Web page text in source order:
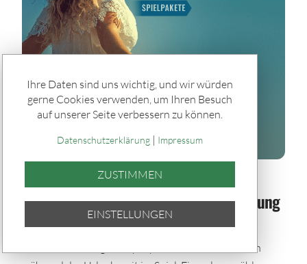
Spiele & Gewinner / Spiele
Sommerglück im Paket: Bei jeder Ziehung
dabei – auch im Urlaub
Mit den Sommerglück Spielpaketen bleibst du auch
Ihre Daten sind uns wichtig, und wir würden
gerne Cookies verwenden, um Ihren Besuch
auf unserer Seite verbessern zu können.
Datenschutzerklärung| Impressum
ZUSTIMMEN
EINSTELLUNGEN